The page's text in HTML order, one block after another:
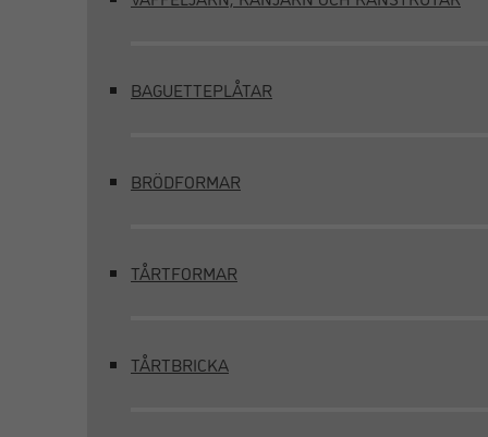
BAGUETTEPLÅTAR
BRÖDFORMAR
TÅRTFORMAR
TÅRTBRICKA